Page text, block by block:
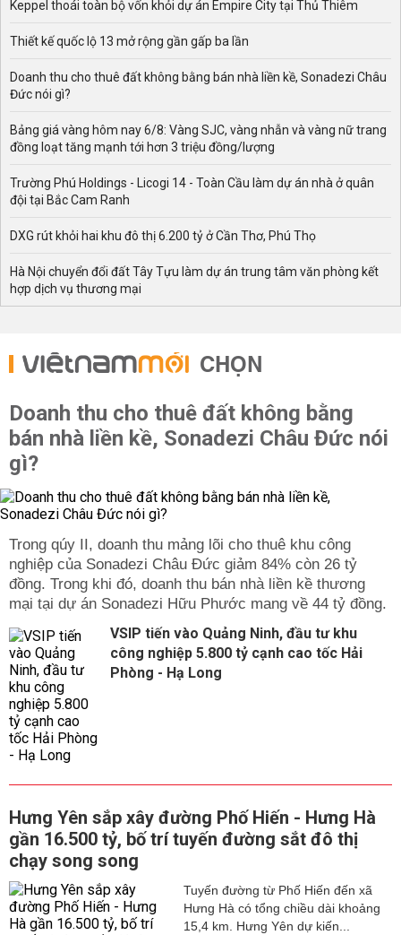
Keppel thoái toàn bộ vốn khỏi dự án Empire City tại Thủ Thiêm
Thiết kế quốc lộ 13 mở rộng gần gấp ba lần
Doanh thu cho thuê đất không bằng bán nhà liền kề, Sonadezi Châu
Đức nói gì?
Bảng giá vàng hôm nay 6/8: Vàng SJC, vàng nhẫn và vàng nữ trang
đồng loạt tăng mạnh tới hơn 3 triệu đồng/lượng
Trường Phú Holdings - Licogi 14 - Toàn Cầu làm dự án nhà ở quân
đội tại Bắc Cam Ranh
DXG rút khỏi hai khu đô thị 6.200 tỷ ở Cần Thơ, Phú Thọ
Hà Nội chuyển đổi đất Tây Tựu làm dự án trung tâm văn phòng kết
hợp dịch vụ thương mại
CHỌN
Doanh thu cho thuê đất không bằng
bán nhà liền kề, Sonadezi Châu Đức nói
gì?
Trong qúy II, doanh thu mảng lõi cho thuê khu công
nghiệp của Sonadezi Châu Đức giảm 84% còn 26 tỷ
đồng. Trong khi đó, doanh thu bán nhà liền kề thương
mại tại dự án Sonadezi Hữu Phước mang về 44 tỷ đồng.
VSIP tiến vào Quảng Ninh, đầu tư khu
công nghiệp 5.800 tỷ cạnh cao tốc Hải
Phòng - Hạ Long
Hưng Yên sắp xây đường Phố Hiến - Hưng Hà
gần 16.500 tỷ, bố trí tuyến đường sắt đô thị
chạy song song
Tuyến đường từ Phố Hiến đến xã
Hưng Hà có tổng chiều dài khoảng
15,4 km. Hưng Yên dự kiến...